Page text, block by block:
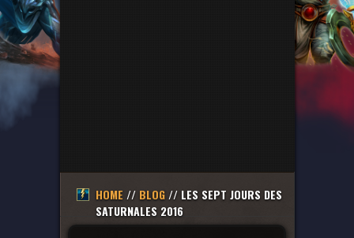
HOME // BLOG// LES SEPT JOURS DES
SATURNALES 2016